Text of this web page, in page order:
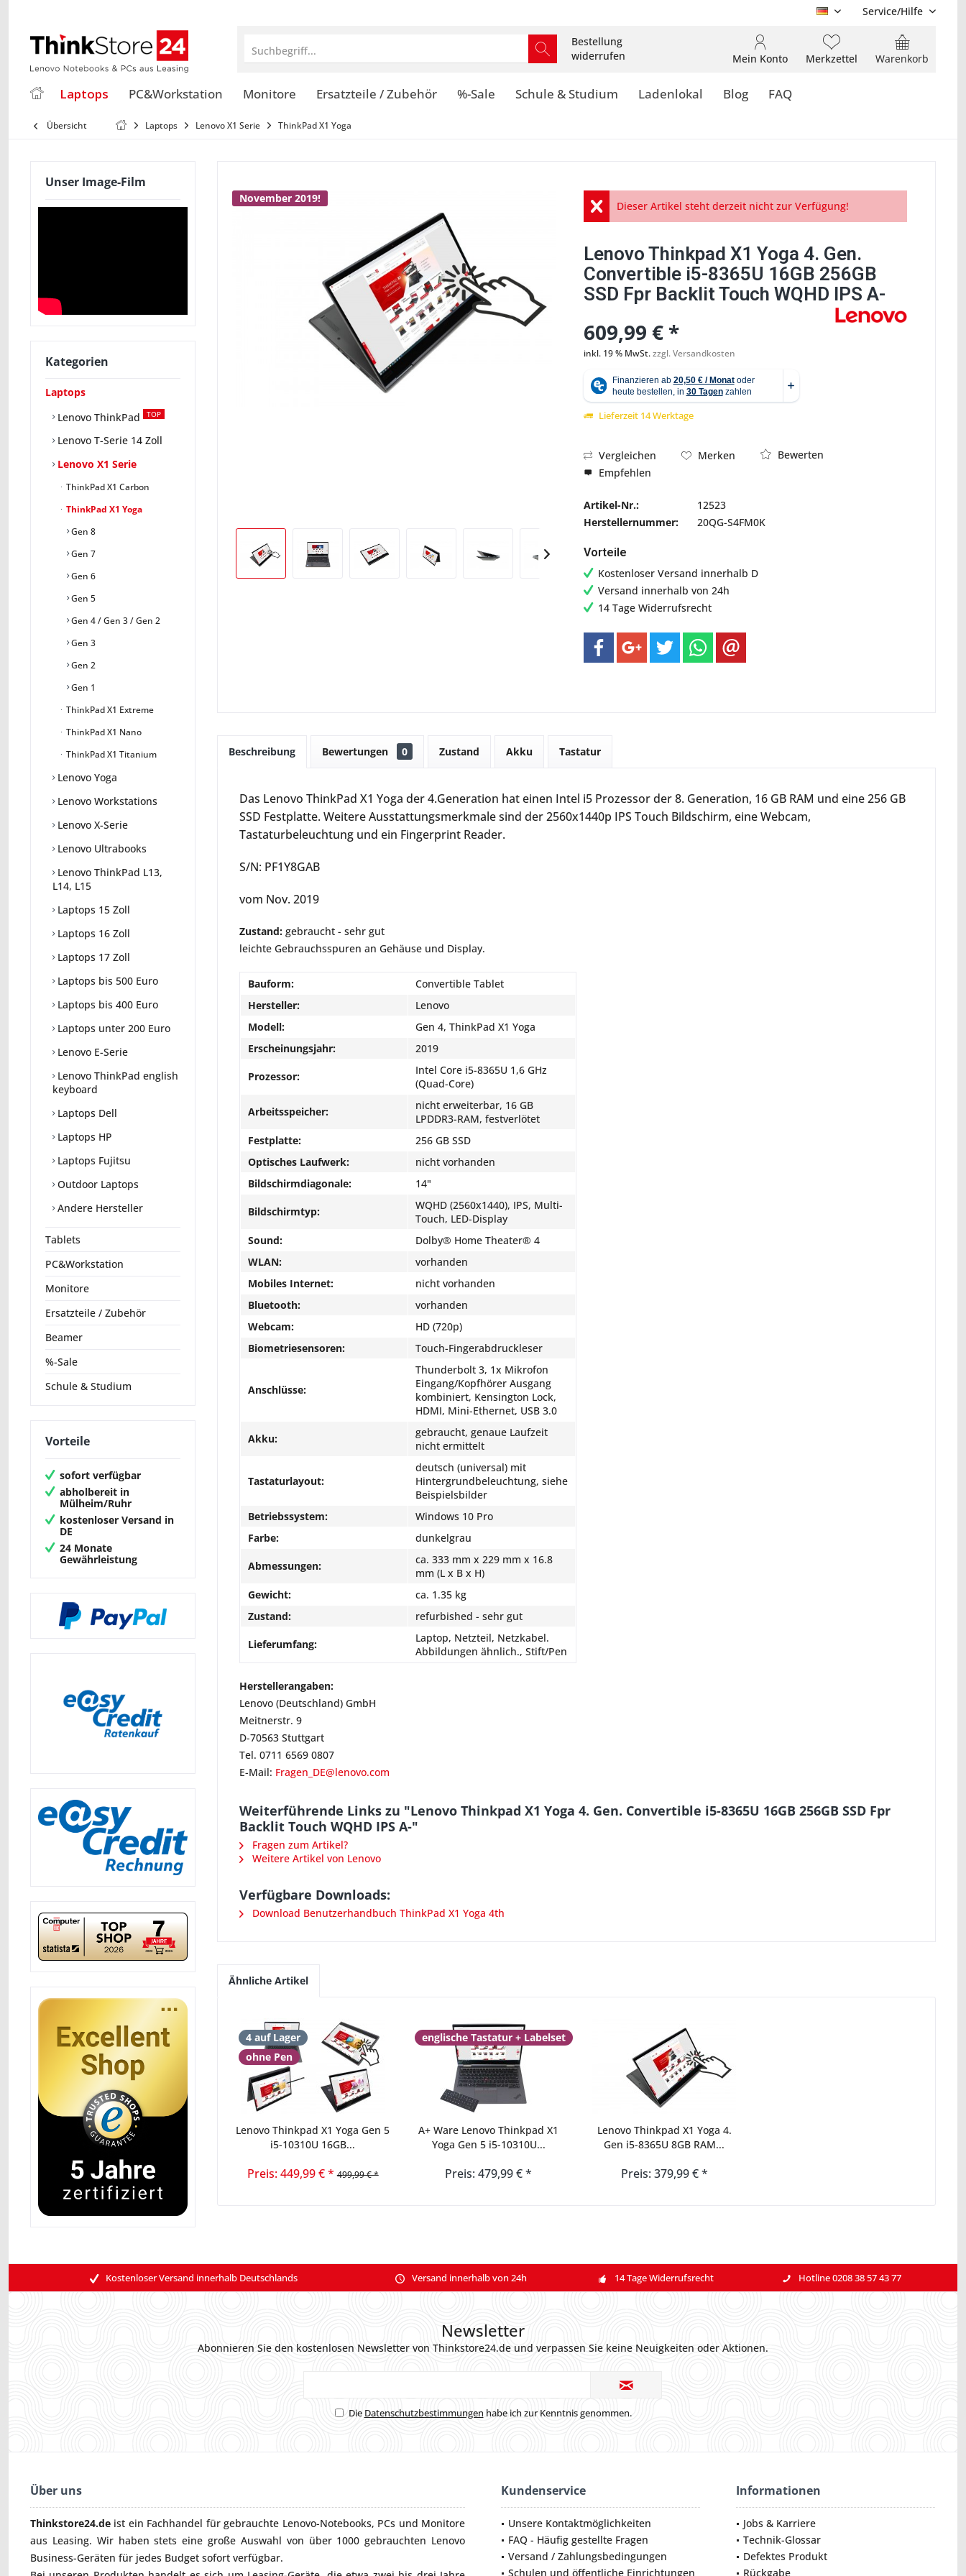
DE Service/Hilfe
Suchbegriff...
Bestellung
widerrufen
Warenkorb
Merkzettel
Mein Konto
Laptops PC&Workstation Monitore Ersatzteile / Zubehör %-Sale Schule & Studium Ladenlokal Blog FAQ
Übersicht Laptops Lenovo X1 Serie ThinkPad X1 Yoga
Unser Image-Film
Kategorien
Laptops
Lenovo ThinkPad
TOP
Lenovo T-Serie 14 Zoll
Lenovo X1 Serie
ThinkPad X1 Carbon
ThinkPad X1 Yoga
Gen 8
Gen 7
Gen 6
Gen 5
Gen 4 / Gen 3 / Gen 2
Gen 3
Gen 2
Gen 1
ThinkPad X1 Extreme
ThinkPad X1 Nano
ThinkPad X1 Titanium
Lenovo Yoga
Lenovo Workstations
Lenovo X-Serie
Lenovo Ultrabooks
Lenovo ThinkPad L13,
L14, L15
Laptops 15 Zoll
Laptops 16 Zoll
Laptops 17 Zoll
Laptops bis 500 Euro
Laptops bis 400 Euro
Laptops unter 200 Euro
Lenovo E-Serie
Lenovo ThinkPad english
keyboard
Laptops Dell
Laptops HP
Laptops Fujitsu
Outdoor Laptops
Andere Hersteller
Tablets
PC&Workstation
Monitore
Ersatzteile / Zubehör
Beamer
%-Sale
Schule & Studium
Vorteile
sofort verfügbar
abholbereit in
Mülheim/Ruhr
kostenloser Versand in
DE
24 Monate
Gewährleistung
November 2019!
Abbildung ähnlich
Dieser Artikel steht derzeit nicht zur Verfügung!
Lenovo Thinkpad X1 Yoga 4. Gen.
Convertible i5-8365U 16GB 256GB
SSD Fpr Backlit Touch WQHD IPS A-
609,99 € *
inkl. 19 % MwSt.zzgl. Versandkosten
Lieferzeit 14 Werktage
Vergleichen Merken
Bewerten
Empfehlen
Artikel-Nr.:
12523
Herstellernummer:
20QG-S4FM0K
Vorteile
Kostenloser Versand innerhalb D
Versand innerhalb von 24h
14 Tage Widerrufsrecht
Beschreibung Bewertungen 0 Zustand Akku Tastatur
Das Lenovo ThinkPad X1 Yoga der 4.Generation hat einen Intel i5 Prozessor der 8. Generation, 16 GB RAM und eine 256 GB
SSD Festplatte. Weitere Ausstattungsmerkmale sind der 2560x1440p IPS Touch Bildschirm, eine Webcam,
Tastaturbeleuchtung und ein Fingerprint Reader.
S/N: PF1Y8GAB
vom Nov. 2019
Zustand: gebraucht - sehr gut
leichte Gebrauchsspuren an Gehäuse und Display.
Bauform:
Convertible Tablet
Hersteller:
Lenovo
Modell:
Gen 4, ThinkPad X1 Yoga
Erscheinungsjahr:
2019
Prozessor:
Intel Core i5-8365U 1,6 GHz
(Quad-Core)
Arbeitsspeicher:
nicht erweiterbar, 16 GB
LPDDR3-RAM, festverlötet
Festplatte:
256 GB SSD
Optisches Laufwerk:
nicht vorhanden
Bildschirmdiagonale:
14"
Bildschirmtyp:
WQHD (2560x1440), IPS, Multi-
Touch, LED-Display
Sound:
Dolby® Home Theater® 4
WLAN:
vorhanden
Mobiles Internet:
nicht vorhanden
Bluetooth:
vorhanden
Webcam:
HD (720p)
Biometriesensoren:
Touch-Fingerabdruckleser
Anschlüsse:
Thunderbolt 3, 1x Mikrofon
Eingang/Kopfhörer Ausgang
kombiniert, Kensington Lock,
HDMI, Mini-Ethernet, USB 3.0
Akku:
gebraucht, genaue Laufzeit
nicht ermittelt
Tastaturlayout:
deutsch (universal) mit
Hintergrundbeleuchtung, siehe
Beispielsbilder
Betriebssystem:
Windows 10 Pro
Farbe:
dunkelgrau
Abmessungen:
ca. 333 mm x 229 mm x 16.8
mm (L x B x H)
Gewicht:
ca. 1.35 kg
Zustand:
refurbished - sehr gut
Lieferumfang:
Laptop, Netzteil, Netzkabel.
Abbildungen ähnlich., Stift/Pen
Herstellerangaben:
Lenovo (Deutschland) GmbH
Meitnerstr. 9
D-70563 Stuttgart
Tel. 0711 6569 0807
E-Mail: Fragen_DE@lenovo.com
Weiterführende Links zu "Lenovo Thinkpad X1 Yoga 4. Gen. Convertible i5-8365U 16GB 256GB SSD Fpr
Backlit Touch WQHD IPS A-"
Fragen zum Artikel?
Weitere Artikel von Lenovo
Verfügbare Downloads:
Download Benutzerhandbuch ThinkPad X1 Yoga 4th
Ähnliche Artikel
4 auf Lager
ohne Pen
Lenovo Thinkpad X1 Yoga Gen 5
i5-10310U 16GB...
Preis: 449,99 € * 499,99 € *
englische Tastatur + Labelset
A+ Ware Lenovo Thinkpad X1
Yoga Gen 5 i5-10310U...
Preis: 479,99 € *
Lenovo Thinkpad X1 Yoga 4.
Gen i5-8365U 8GB RAM...
Preis: 379,99 € *
Kostenloser Versand innerhalb Deutschlands Versand innerhalb von 24h 14 Tage Widerrufsrecht Hotline 0208 38 57 43 77
Newsletter
Abonnieren Sie den kostenlosen Newsletter von Thinkstore24.de und verpassen Sie keine Neuigkeiten oder Aktionen.
Die Datenschutzbestimmungen habe ich zur Kenntnis genommen.
Über uns
Thinkstore24.de ist ein Fachhandel für gebrauchte Lenovo-Notebooks, PCs und Monitore
aus Leasing. Wir haben stets eine große Auswahl von über 1000 gebrauchten Lenovo
Business-Geräten für jedes Budget sofort verfügbar.
Kundenservice
Unsere Kontaktmöglichkeiten
FAQ - Häufig gestellte Fragen
Versand / Zahlungsbedingungen
Schulen und öffentliche Einrichtungen
Informationen
Jobs & Karriere
Technik-Glossar
Defektes Produkt
Rückgabe